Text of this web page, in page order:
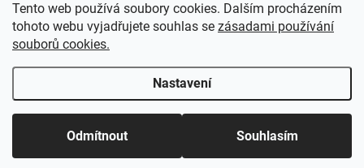
Tento web používá soubory cookies. Dalším procházením
tohoto webu vyjadřujete souhlas se zásadami používání
souborů cookies.
Nastavení
Odmítnout Souhlasím
Copyright 2026Elcigon.cz. Všechna práva vyhrazena.Upravit nastavení
cookies